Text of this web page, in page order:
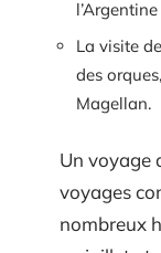
l’Argentine
La visite
des
Magellan.
Un voyage
voyages
nombreux